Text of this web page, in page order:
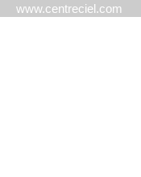
www.centreciel.com